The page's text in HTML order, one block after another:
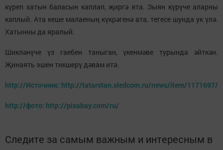
күреп хатын баласын каплап, җиргә ята. Зыян күрүче аларны
каплый. Ата кеше малаеның күкрәгенә ата, тегесе шунда ук үлә.
Хатынны да яралый.
Шикләнүче үз гаебен таныган, үкенмәве турында әйткән.
Җинаять эшен тикшерү дәвам итә.
http://Источник: http://tatarstan.sledcom.ru/news/item/1171697/
http://фото: http://pixabay.com/ru/
Следите за самым важным и интересным в